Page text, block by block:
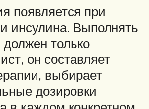
появляется при
инсулина. Выполнять
только
он составляет
выбирает
дозировки